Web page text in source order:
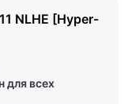
NLHE [Hyper-
для всех